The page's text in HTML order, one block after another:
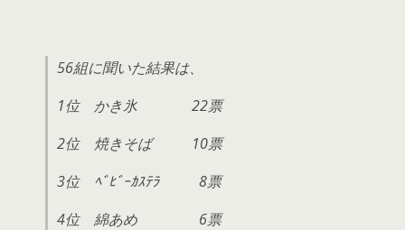
56組に聞いた結果は、
1位 かき氷 22票
2位 焼きそば 10票
3位 ﾍﾞﾋﾞｰｶｽﾃﾗ 8票
4位 綿あめ 6票